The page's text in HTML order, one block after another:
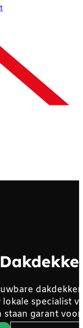
specialist
staan garant